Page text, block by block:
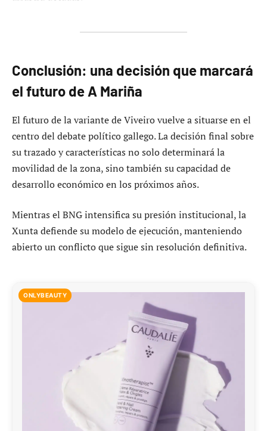
Conclusión: una decisión que marcará
el futuro de A Mariña
El futuro de la variante de Viveiro vuelve a situarse en el
centro del debate político gallego. La decisión final sobre
su trazado y características no solo determinará la
movilidad de la zona, sino también su capacidad de
desarrollo económico en los próximos años.
Mientras el BNG intensifica su presión institucional, la
Xunta defiende su modelo de ejecución, manteniendo
abierto un conflicto que sigue sin resolución definitiva.
ONLYBEAUTY